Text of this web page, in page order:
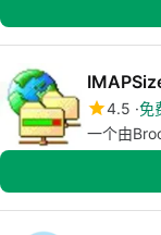
4.5 免
一个由